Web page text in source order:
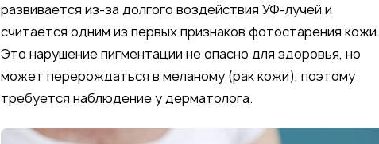
развивается из-за долгого воздействия УФ-лучей и
считается одним из первых признаков фотостарения кожи.
Это нарушение пигментации не опасно для здоровья, но
может перерождаться в меланому (рак кожи), поэтому
требуется наблюдение у дерматолога.